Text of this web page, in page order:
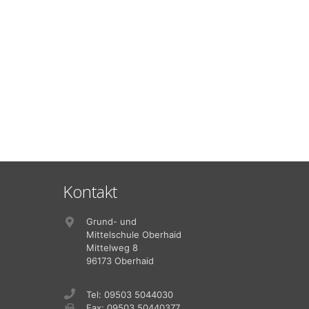
Kontakt
Grund- und
Mittelschule Oberhaid
Mittelweg 8
96173 Oberhaid
Tel: 09503 5044030